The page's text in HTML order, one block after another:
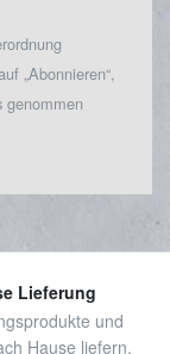
„Abonnieren“,
genommen
Lieferung
und
Hause liefern.